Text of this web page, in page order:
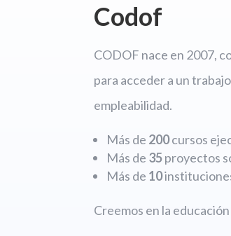
Codof
CODOF nace en 2007,
para acceder a un
empleabilidad.
Más de 200cursos
Más de 35proyectos
Más de 10
Creemos en la